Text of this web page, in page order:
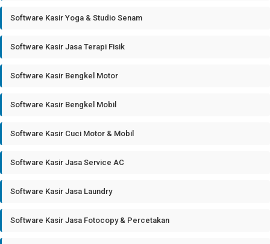
Software Kasir Yoga & Studio Senam
Software Kasir Jasa Terapi Fisik
Software Kasir Bengkel Motor
Software Kasir Bengkel Mobil
Software Kasir Cuci Motor & Mobil
Software Kasir Jasa Service AC
Software Kasir Jasa Laundry
Software Kasir Jasa Fotocopy & Percetakan